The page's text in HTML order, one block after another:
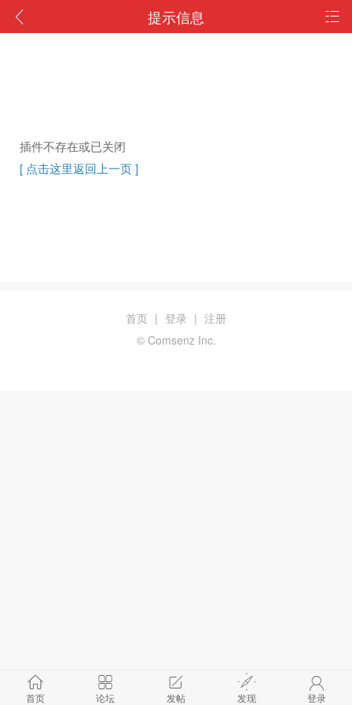
提示信息
插件不存在或已关闭
[ 点击这里返回上一页 ]
首页 论坛 发帖 发现 登录
首页 | 登录 | 注册
© Comsenz Inc.